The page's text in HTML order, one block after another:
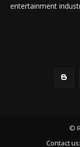
entertainment
©
Contact us: